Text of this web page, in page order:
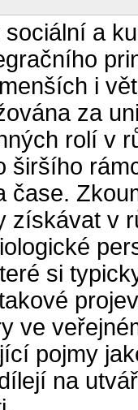
a
i
za
rolí v
širšího
čase.
získávat v
si
ve
pojmy
na